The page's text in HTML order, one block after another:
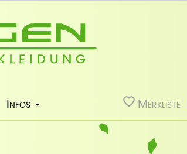
Infos Merkliste